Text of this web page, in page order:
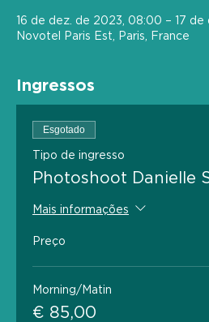
16 de dez. de 2023, 08:00 – 17
Novotel Paris Est, Paris, France
Ingressos
Esgotado
Tipo de ingresso
Photoshoot Danielle
Mais informações
Preço
Morning/Matin
€ 85,00